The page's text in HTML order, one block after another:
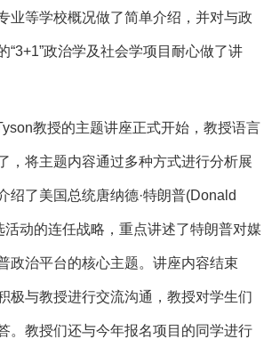
业等学校概况做了简单介绍，并对与政
“3+1”政治学及社会学项目耐心做了讲
教授的主题讲座正式开始，教授语言
，将主题内容通过多种方式进行分析展
绍了美国总统唐纳德·特朗普(Donald
活动的连任战略，重点讲述了特朗普对媒
政治平台的核心主题。讲座内容结束
极与教授进行交流沟通，教授对学生们
。教授们还与今年报名项目的同学进行